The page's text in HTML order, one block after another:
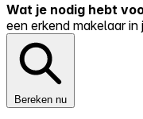
Wat je nodig hebt
een erkend makelaar in
Bereken nu